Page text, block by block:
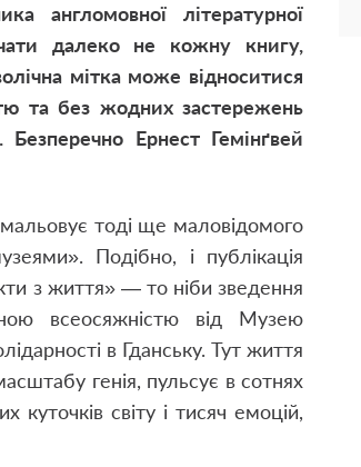
англомовної літературної
далеко не кожну книгу,
мітка може відноситися
та без жодних застережень
Ернест Гемінґвей
тоді ще маловідомого
Подібно, і публікація
з життя» — то ніби зведення
всеосяжністю від Музею
в Гданську. Тут життя
генія, пульсує в сотнях
куточків світу і тисяч емоцій,